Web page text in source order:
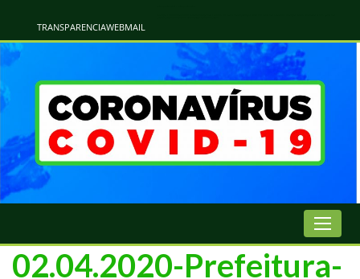
TRANSPARENCIAWEBMAIL
02.04.2020-Prefeitura-